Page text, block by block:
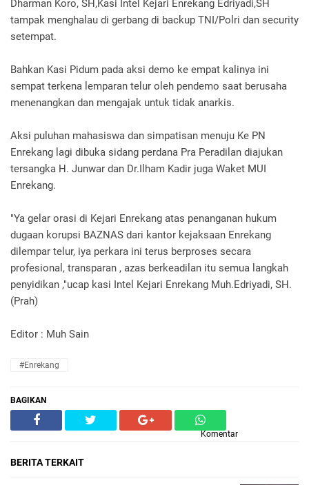
Dharman Koro, SH,Kasi Intel Kejari Enrekang Edriyadi,SH
tampak menghalau di gerbang di backup TNI/Polri dan security
setempat.
Bahkan Kasi Pidum pada aksi demo ke empat kalinya ini
sempat terkena lemparan telur oleh pendemo saat berusaha
menenangkan dan mengajak untuk tidak anarkis.
Aksi puluhan mahasiswa dan simpatisan menuju Ke PN
Enrekang lagi dibuka sidang perdana Pra Peradilan diajukan
tersangka H. Junwar dan Dr.Ilham Kadir juga Waket MUI
Enrekang.
"Ya gelar orasi di Kejari Enrekang atas penanganan hukum
dugaan korupsi BAZNAS dari kantor kejaksaan Enrekang
dilempar telur, iya perkara ini terus berproses secara
profesional, transparan , azas berkeadilan itu semua langkah
penyidikan ,"ucap kasi Intel Kejari Enrekang Muh.Edriyadi, SH.
(Prah)
Editor : Muh Sain
#Enrekang
BAGIKAN
Komentar
BERITA TERKAIT